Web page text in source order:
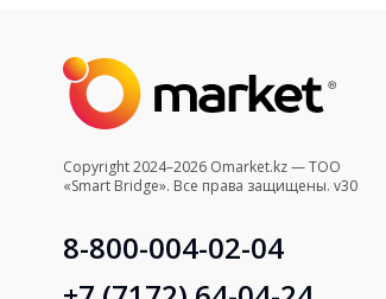
Copyright 2024–2026 Omarket.kz — ТОО
«Smart Bridge». Все права защищены. v30
8-800-004-02-04